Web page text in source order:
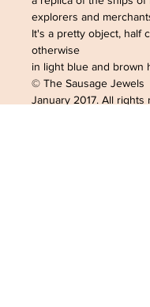
explorers and
It's a pretty object, half
otherwise
in light blue and brown
© The Sausage Jewels
January 2017. All rights